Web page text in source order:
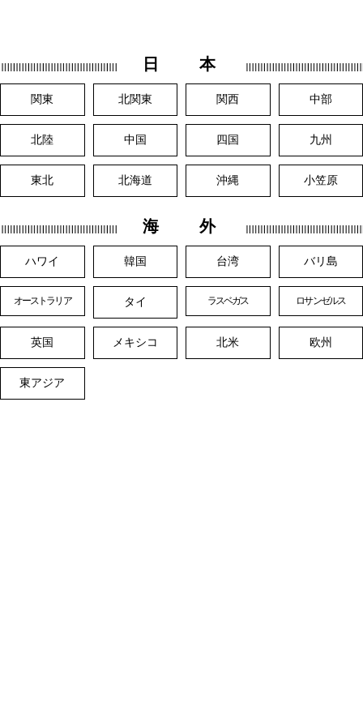
日 本
関東 北関東 関西 中部
北陸 中国 四国 九州
東北 北海道 沖縄 小笠原
海 外
ハワイ 韓国 台湾 バリ島
オーストラリア タイ ラスベガス ロサンゼルス
英国 メキシコ 北米 欧州
東アジア